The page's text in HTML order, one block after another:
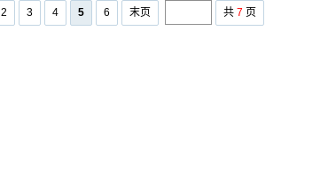
2 3 4 5 6 末页 共 7 页